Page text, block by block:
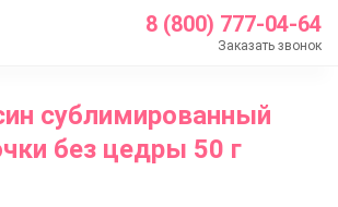
8 (800) 777-04-64
Заказать звонок
ингредиенты
сублимированный
без цедры 50 г